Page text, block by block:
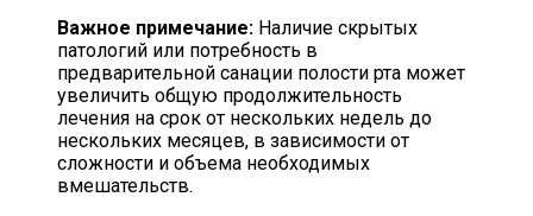
Важное примечание: Наличие скрытых
патологий или потребность в
предварительной санации полости рта может
увеличить общую продолжительность
лечения на срок от нескольких недель до
нескольких месяцев, в зависимости от
сложности и объема необходимых
вмешательств.